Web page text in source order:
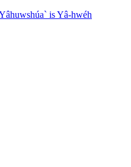
is Yâ-hwéh